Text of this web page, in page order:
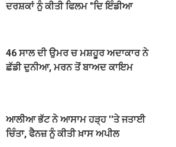
ਦਰਸ਼ਕਾਂ ਨੂੰ ਕੀਤੀ ਫਿਲਮ "ਦਿ ਇੰਡੀਆ
46 ਸਾਲ ਦੀ ਉਮਰ ਚ ਮਸ਼ਹੂਰ ਅਦਾਕਾਰ ਨੇ
ਛੱਡੀ ਦੁਨੀਆ, ਮਰਨ ਤੋਂ ਬਾਅਦ ਕਾਇਮ
ਆਲੀਆ ਭੱਟ ਨੇ ਆਸਾਮ ਹੜ੍ਹ ''ਤੇ ਜਤਾਈ
ਚਿੰਤਾ, ਫੈਨਜ਼ ਨੂੰ ਕੀਤੀ ਖ਼ਾਸ ਅਪੀਲ